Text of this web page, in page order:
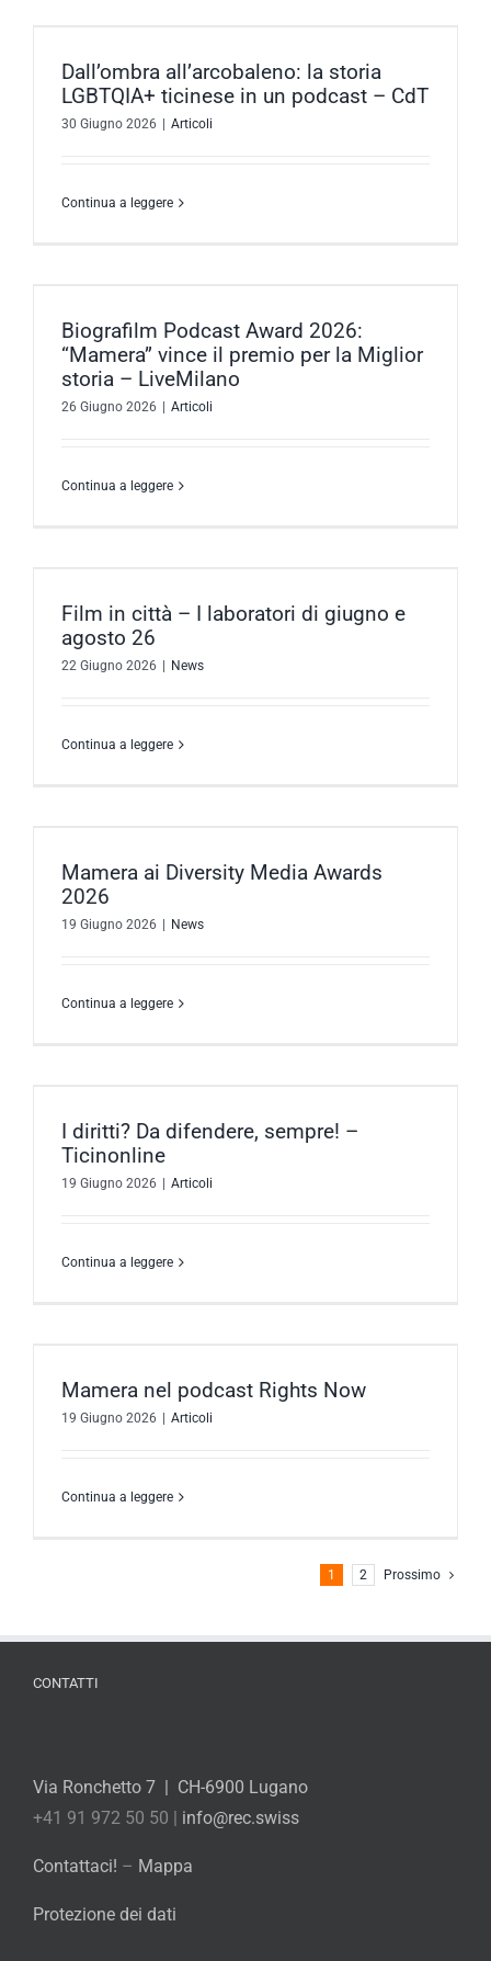
Dall’ombra all’arcobaleno: la storia
LGBTQIA+ ticinese in un podcast – CdT
30 Giugno 2026 | Articoli
Continua a leggere
Biografilm Podcast Award 2026:
“Mamera” vince il premio per la Miglior
storia – LiveMilano
26 Giugno 2026 | Articoli
Continua a leggere
Film in città – I laboratori di giugno e
agosto 26
22 Giugno 2026 | News
Continua a leggere
Mamera ai Diversity Media Awards
2026
19 Giugno 2026 | News
Continua a leggere
I diritti? Da difendere, sempre! –
Ticinonline
19 Giugno 2026 | Articoli
Continua a leggere
Mamera nel podcast Rights Now
19 Giugno 2026 | Articoli
Continua a leggere
1 2 Prossimo
CONTATTI
Via Ronchetto 7 | CH-6900 Lugano
+41 91 972 50 50 | info@rec.swiss
Contattaci! – Mappa
Protezione dei dati